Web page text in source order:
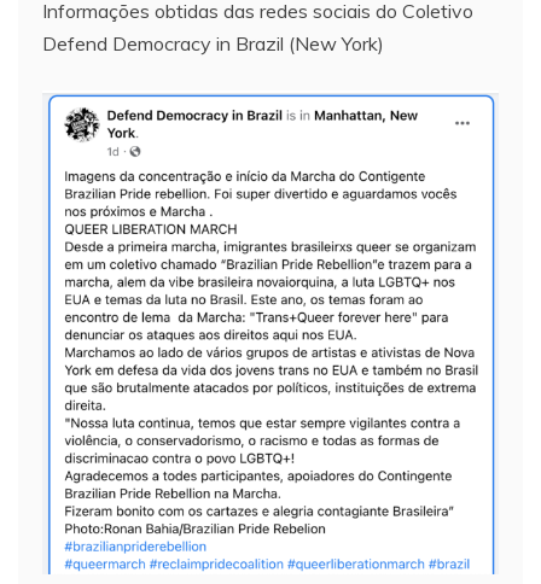
Informações obtidas das redes sociais do Coletivo
Defend Democracy in Brazil (New York)